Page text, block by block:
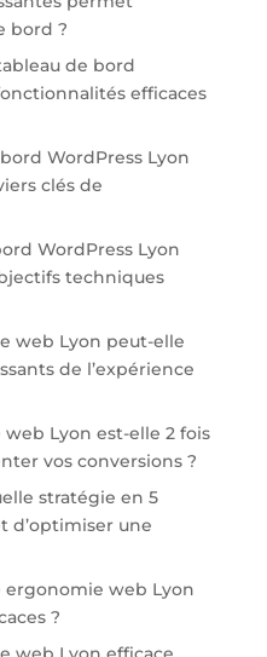
bord ?
de bord
efficaces
WordPress Lyon
clés de
WordPress Lyon
techniques
web Lyon peut-elle
de l’expérience
Lyon est-elle 2 fois
vos conversions ?
stratégie en 5
d’optimiser une
ergonomie web Lyon
?